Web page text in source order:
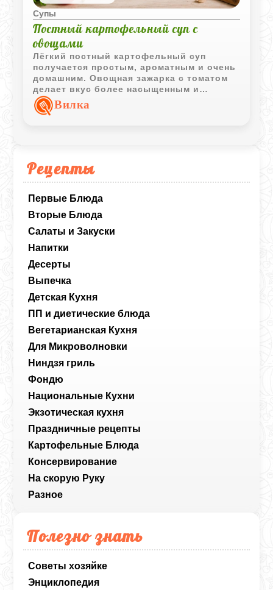
Рецепты
Первые Блюда
Вторые Блюда
Салаты и Закуски
Напитки
Десерты
Выпечка
Детская Кухня
ПП и диетические блюда
Вегетарианская Кухня
Для Микроволновки
Ниндзя гриль
Фондю
Национальные Кухни
Экзотическая кухня
Праздничные рецепты
Картофельные Блюда
Консервирование
На скорую Руку
Разное
Полезно знать
Советы хозяйке
Энциклопедия
Супы
Постный картофельный суп с
овощами
Лёгкий постный картофельный суп
получается простым, ароматным и очень
домашним. Овощная зажарка с томатом
делает вкус более насыщенным и
выразительным.
Вилка